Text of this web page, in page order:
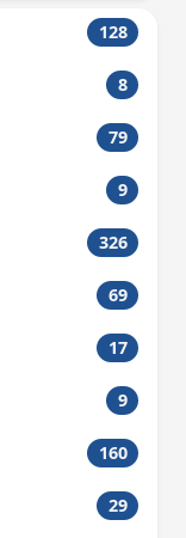
128
8
79
9
326
69
17
9
160
29